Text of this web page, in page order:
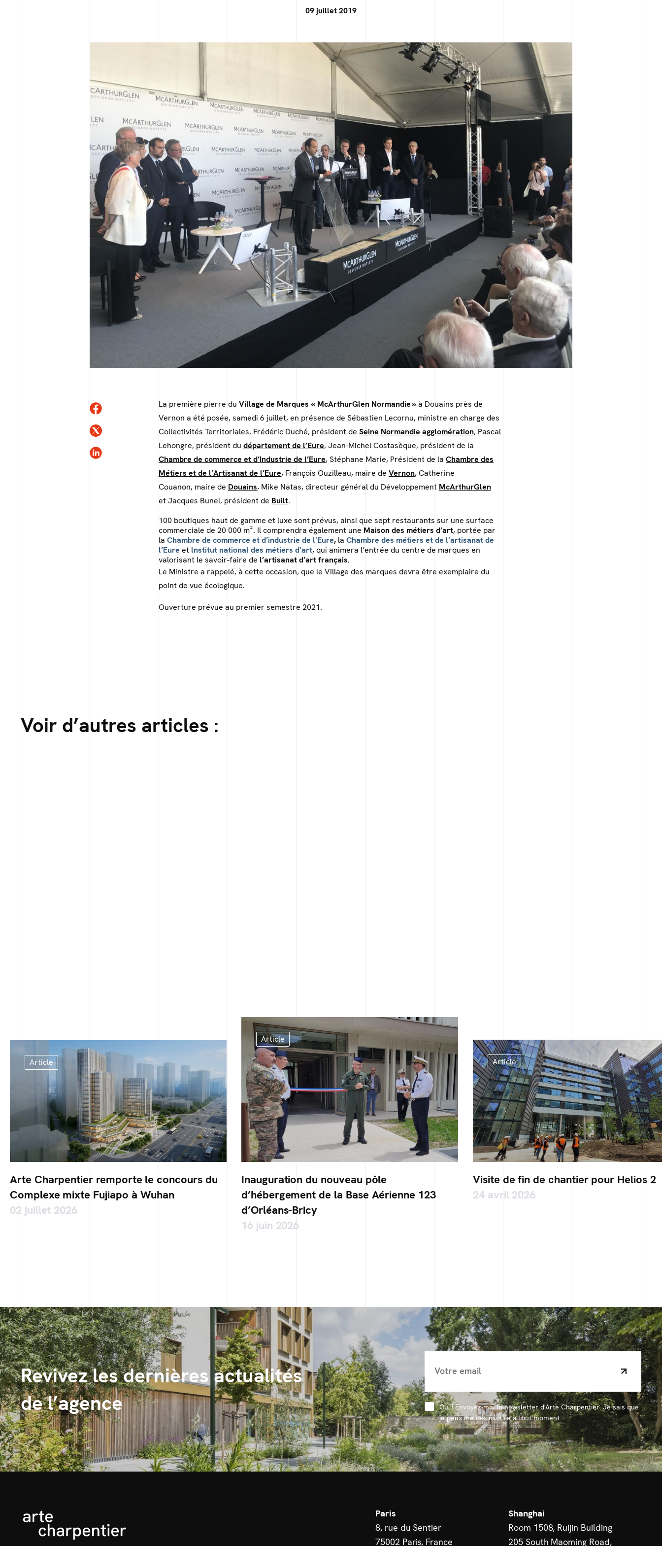
09 juillet 2019
La première pierre du Village de Marques « McArthurGlen Normandie »à Douains près de
Vernon a été posée, samedi 6 juillet, en présence de Sébastien Lecornu, ministre en charge des
Collectivités Territoriales, Frédéric Duché, président de Seine Normandie agglomération, Pascal
Lehongre, président du département de l’Eure, Jean-Michel Costasèque, président de la
Chambre de commerce et d’Industrie de l’Eure, Stéphane Marie, Président de la Chambre des
Métiers et de l’Artisanat de l’Eure, François Ouzilleau, maire de Vernon, Catherine
Couanon, maire de Douains, Mike Natas, directeur général du Développement McArthurGlen
et Jacques Bunel, président de Built.
100 boutiques haut de gamme et luxe sont prévus, ainsi que sept restaurants sur une surface
commerciale de 20 000 m². Il comprendra également une Maison des métiers d’art, portée par
la Chambre de commerce et d’industrie de l’Eure, la Chambre des métiers et de l’artisanat de
l’Eure et lnstitut national des métiers d’art, qui animera l’entrée du centre de marques en
valorisant le savoir-faire de l’artisanatd’art français.
Le Ministre a rappelé, à cette occasion, que le Village des marques devra être exemplaire du
point de vue écologique.
Ouverture prévue au premier semestre 2021.
Voir d’autres articles :
Article
Arte Charpentier remporte le concours du
Complexe mixte Fujiapo à Wuhan
02 juillet 2026
Article
Inauguration du nouveau pôle
d’hébergement de la Base Aérienne 123
d’Orléans-Bricy
16 juin 2026
Article
Visite de fin de chantier pour Helios 2
24 avril 2026
Revivez les dernières actualités
de l’agence
Oui ! Envoyez-moi la newsletter d'Arte Charpentier. Je sais que
je peux me désinscrire à tout moment.
Paris
8, rue du Sentier
75002 Paris, France
Shanghai
Room 1508, Ruijin Building
205 South Maoming Road,